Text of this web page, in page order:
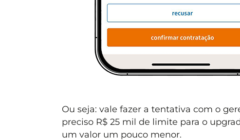
Ou seja: vale fazer a tentativa com o
preciso R$ 25 mil de limite para o
um valor um pouco menor.